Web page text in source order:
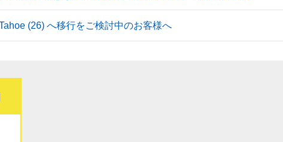
(26) へ移行をご検討中のお客様へ